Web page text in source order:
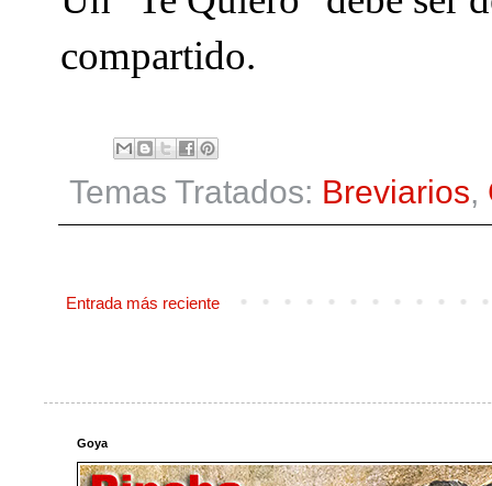
compartido.
Temas Tratados: Breviarios,
Entrada más reciente
Goya